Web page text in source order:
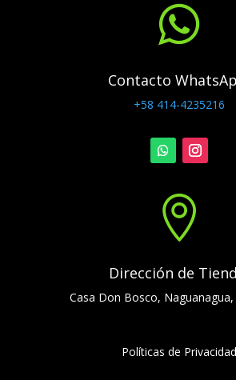

Contacto
+58 414-4235216

Dirección de
Casa Don Bosco,
Políticas de Privacidad